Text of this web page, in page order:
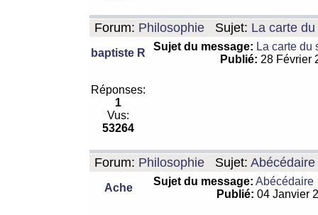
Forum: Philosophie Sujet: La carte
baptiste R
Sujet du message: La carte du
Publié: 28 Février
Réponses:
1
Vus:
53264
Forum: Philosophie Sujet: Abécédaire
Ache
Sujet du message: Abécédaire
Publié: 04 Janvier